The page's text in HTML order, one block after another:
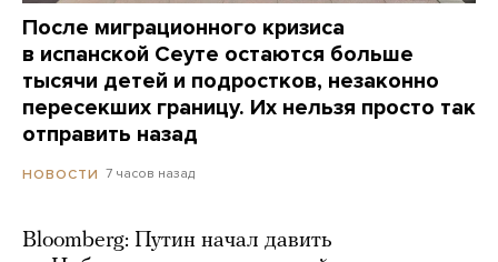
После миграционного кризиса
в испанской Сеуте остаются больше
тысячи детей и подростков, незаконно
пересекших границу. Их нельзя просто так
отправить назад
НОВОСТИ 7 часов назад
Bloomberg: Путин начал давить